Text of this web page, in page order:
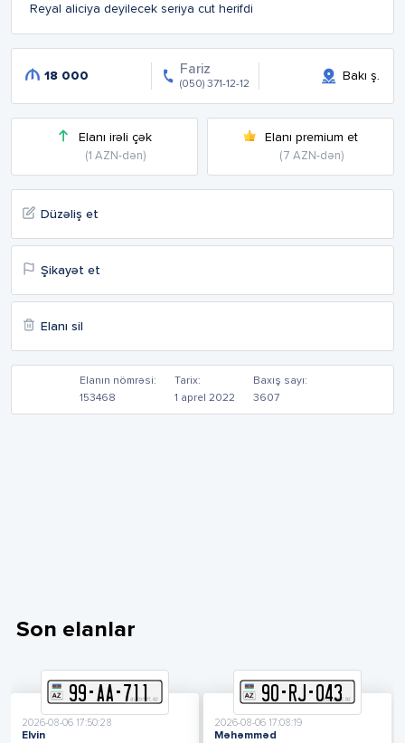
Reyal aliciya deyilecek seriya cut herifdi
18 000 Fariz
(050) 371-12-12
Bakı ş.
Elanı irəli çək
(1 AZN-dən)
Elanı premium et
(7 AZN-dən)
Düzəliş et
Şikayət et
Elanı sil
Elanın nömrəsi:
153468
Tarix:
1 aprel 2022
Baxış sayı:
3607
Son elanlar
99-AA-711
2026-08-06 17:50:28
Elvin
90- RJ-043
2026-08-06 17:08:19
Məhəmməd